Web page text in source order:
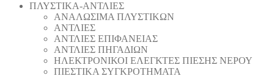
ΠΛΥΣΤΙΚΑ-ΑΝΤΛΙΕΣ
ΑΝΑΛΩΣΙΜΑ ΠΛΥΣΤΙΚΩΝ
ΑΝΤΛΙΕΣ
ΑΝΤΛΙΕΣ ΕΠΙΦΑΝΕΙΑΣ
ΑΝΤΛΙΕΣ ΠΗΓΑΔΙΩΝ
ΗΛΕΚΤΡΟΝΙΚΟΙ ΕΛΕΓΚΤΕΣ ΠΙΕΣΗΣ ΝΕΡΟΥ
ΠΙΕΣΤΙΚΑ ΣΥΓΚΡΟΤΗΜΑΤΑ